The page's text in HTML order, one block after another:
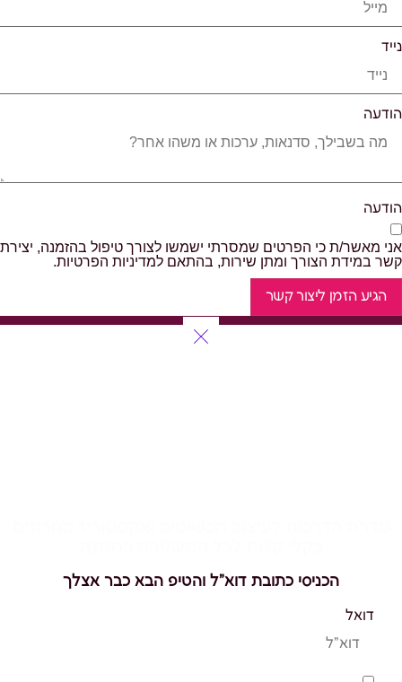
נייד
הודעה
הודעה
אני מאשר/ת כי הפרטים שמסרתי ישמשו לצורך טיפול בהזמנה, יצירת
קשר במידת הצורך ומתן שירות, בהתאם למדיניות הפרטיות.
הגיע הזמן ליצור קשר
הכניסי כתובת דוא"ל והטיפ הבא כבר אצלך
דואל